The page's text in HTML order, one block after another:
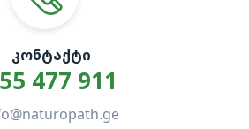
ᲙᲝᲜᲢᲐᲥᲢᲘ
477 911